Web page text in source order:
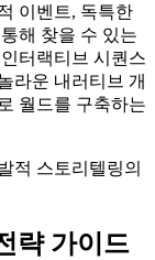
이벤트, 독특한
해 찾을 수 있는
터랙티브 시퀀스
라운 내러티브 개
월드를 구축하는
적 스토리텔링의
략 가이드